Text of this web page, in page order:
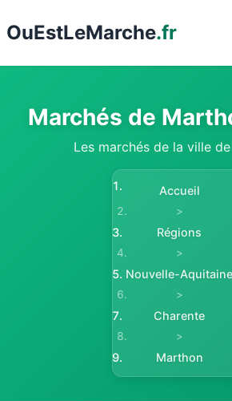
OuEstLeMarche.fr
Marchés de
Les marchés de la ville
Accueil
>
Régions
>
Nouvelle-Aquitaine
>
Charente
>
Marthon